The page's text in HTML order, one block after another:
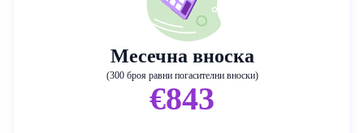
Месечна вноска
(300 броя равни погасителни вноски)
€843